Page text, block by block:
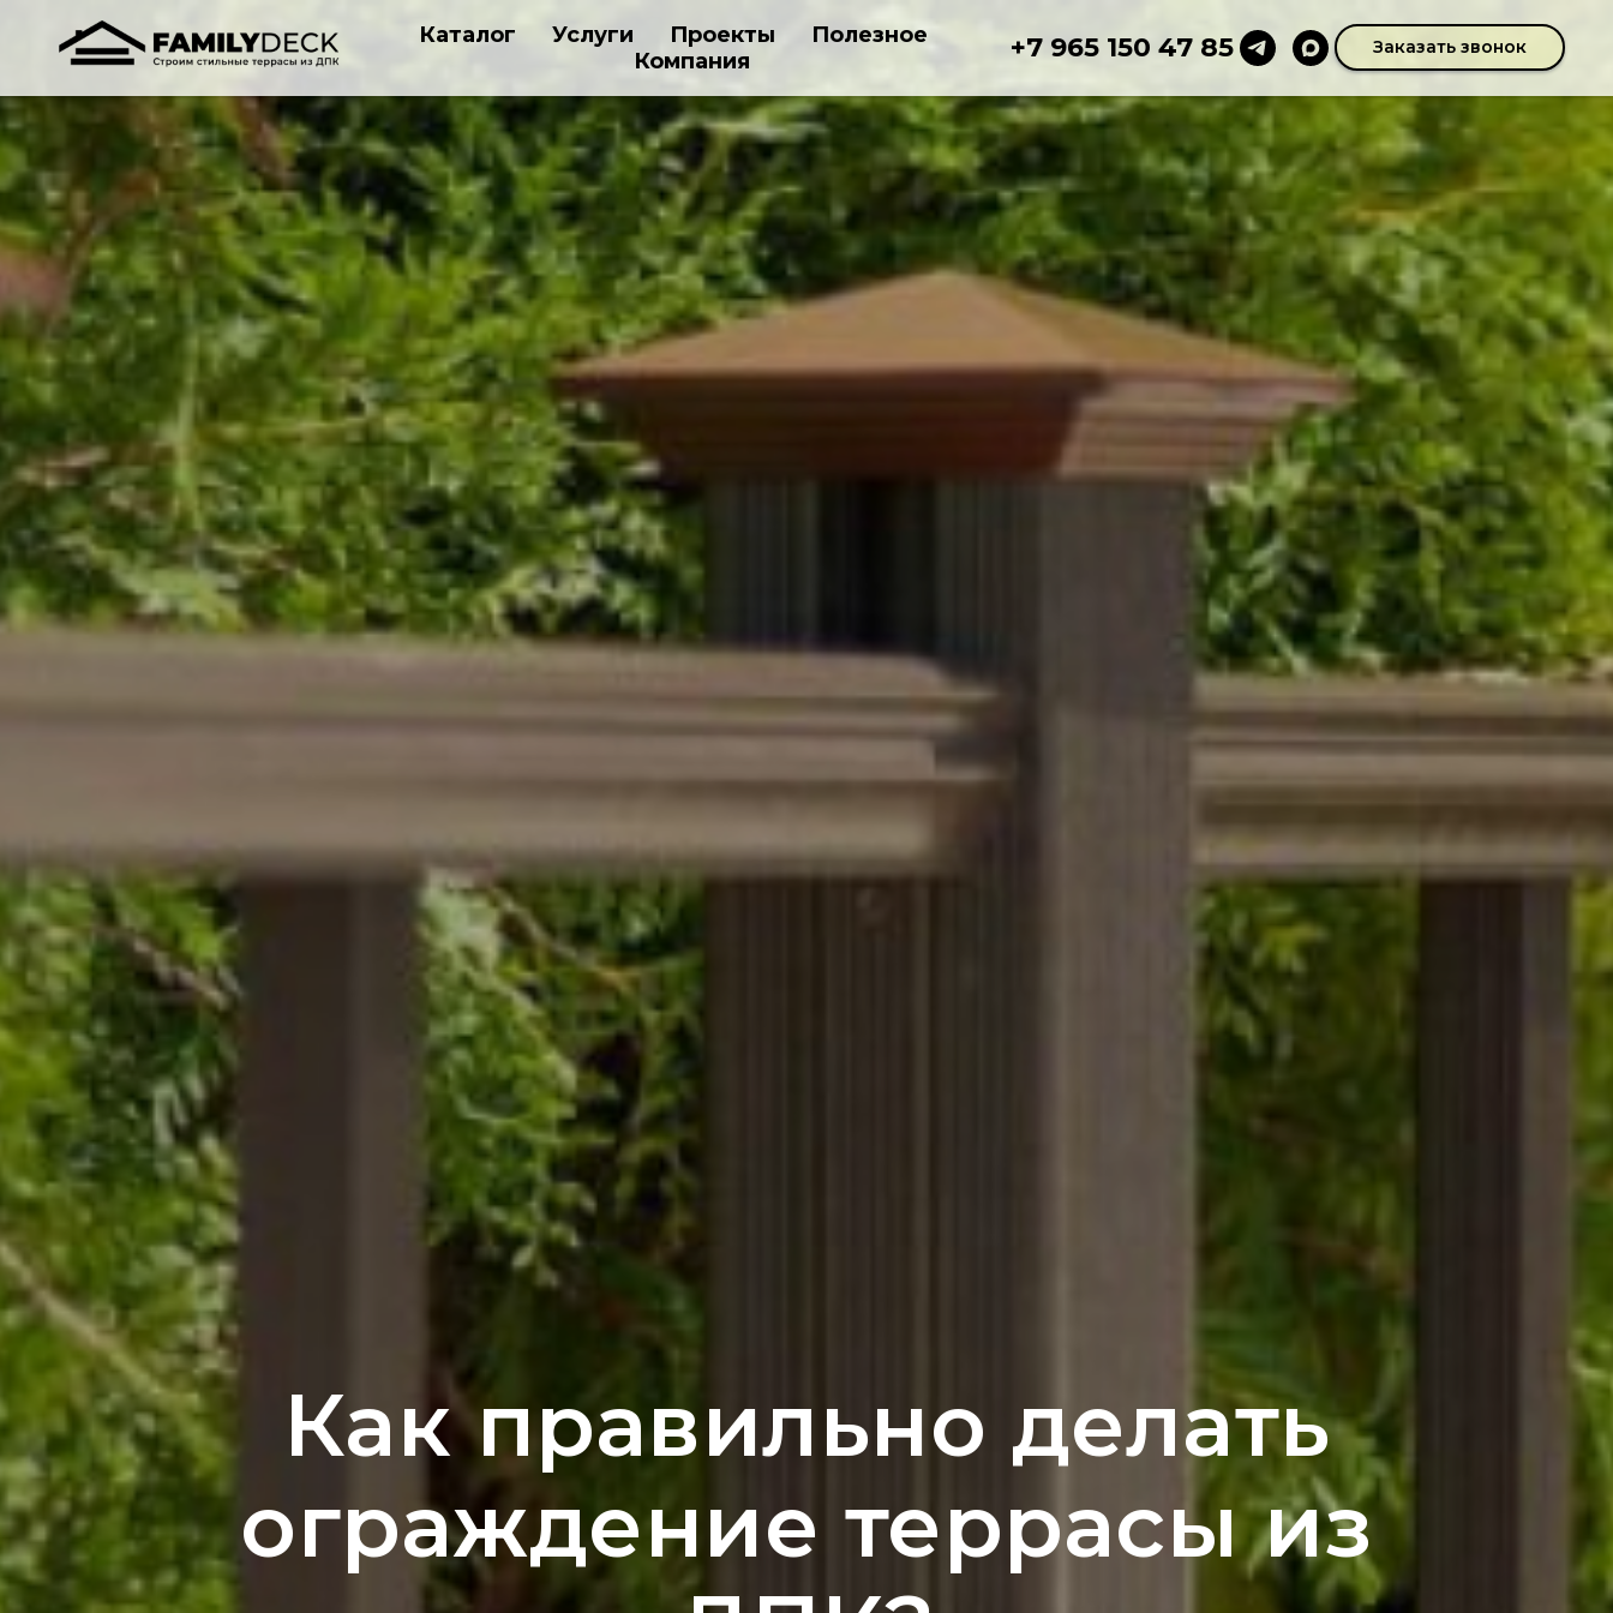
Каталог Услуги Проекты
Полезное
Компания
+7 965 150 47 85 Заказать звонок
Как правильно делать
ограждение террасы из